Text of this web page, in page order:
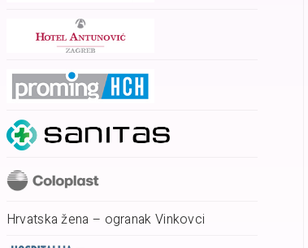
Hrvatska žena – ogranak Vinkovci